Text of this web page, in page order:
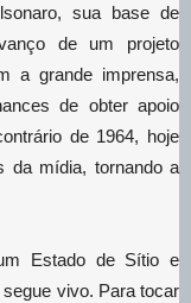
sua base de
de um projeto
a grande imprensa,
de obter apoio
de 1964, hoje
da mídia, tornando a
Estado de Sítio e
vivo. Para tocar